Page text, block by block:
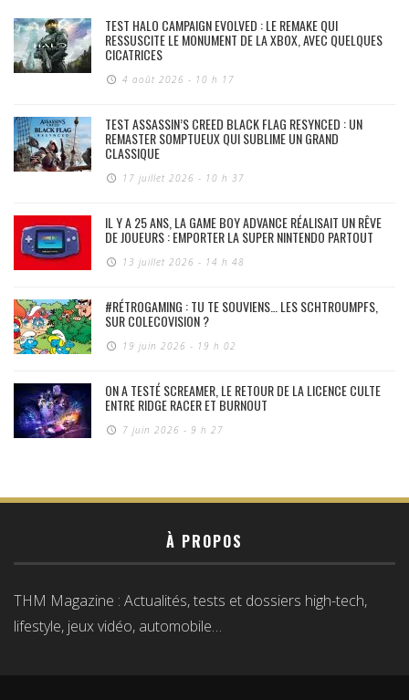
TEST HALO CAMPAIGN EVOLVED : LE REMAKE QUI
RESSUSCITE LE MONUMENT DE LA XBOX, AVEC QUELQUES
CICATRICES
4 août 2026 - 10 h 17
TEST ASSASSIN’S CREED BLACK FLAG RESYNCED : UN
REMASTER SOMPTUEUX QUI SUBLIME UN GRAND
CLASSIQUE
17 juillet 2026 - 10 h 37
IL Y A 25 ANS, LA GAME BOY ADVANCE RÉALISAIT UN RÊVE
DE JOUEURS : EMPORTER LA SUPER NINTENDO PARTOUT
13 juillet 2026 - 14 h 48
#RÉTROGAMING : TU TE SOUVIENS… LES SCHTROUMPFS,
SUR COLECOVISION ?
19 juin 2026 - 19 h 02
ON A TESTÉ SCREAMER, LE RETOUR DE LA LICENCE CULTE
ENTRE RIDGE RACER ET BURNOUT
7 juin 2026 - 9 h 27
À PROPOS
THM Magazine : Actualités, tests et dossiers high-tech,
lifestyle, jeux vidéo, automobile…